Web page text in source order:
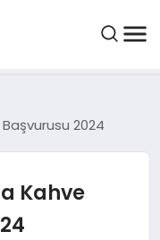
2024
Kahve